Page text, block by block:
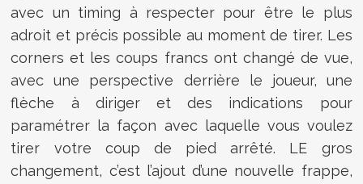
avec un timing à respecter pour être le plus
adroit et précis possible au moment de tirer. Les
corners et les coups francs ont changé de vue,
avec une perspective derrière le joueur, une
flèche à diriger et des indications pour
paramétrer la façon avec laquelle vous voulez
tirer votre coup de pied arrêté. LE gros
changement, c’est l’ajout d’une nouvelle frappe,